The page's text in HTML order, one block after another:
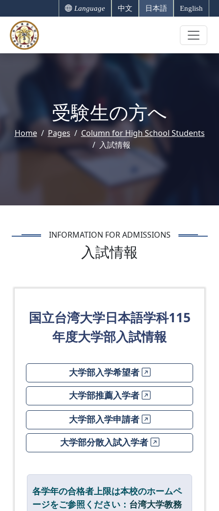
Language 中文 日本語 English
受験生の方へ
Home Pages
Column for High School Students
入試情報
INFORMATION FOR ADMISSIONS
入試情報
国立台湾大学日本語学科115
年度大学部入試情報
大学部入学希望者
大学部推薦入学者
大学部入学申請者
大学部分散入試入学者
各学年の合格者上限は本校のホームペ
ージをご参照ください： 台湾大学教務